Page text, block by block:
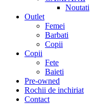
Noutati
Outlet
Femei
Barbati
Copii
Copii
Fete
Baieti
Pre-owned
Rochii de inchiriat
Contact